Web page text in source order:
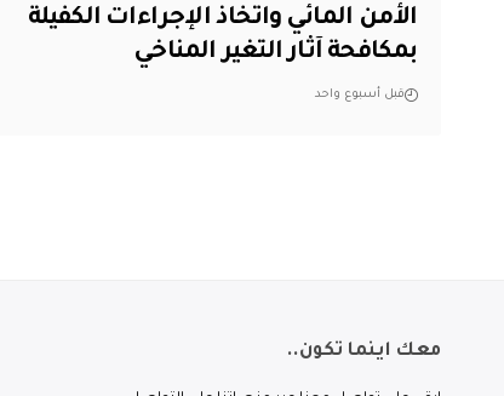
الأمن المائي واتخاذ الإجراءات الكفيلة
بمكافحة آثار التغير المناخي
قبل أسبوع واحد
معك اينما تكون..